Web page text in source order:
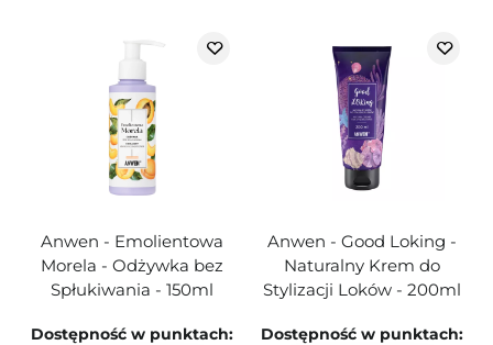
Anwen - Emolientowa
Morela - Odżywka bez
Spłukiwania - 150ml
Dostępność w punktach:
Anwen - Good Loking -
Naturalny Krem do
Stylizacji Loków - 200ml
Dostępność w punktach: